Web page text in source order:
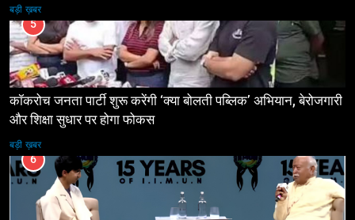
बड़ी ख़बर
5
कॉकरोच जनता पार्टी शुरू करेंगी ‘क्या बोलती पब्लिक’ अभियान, बेरोजगारी
और शिक्षा सुधार पर होगा फोकस
बड़ी ख़बर
6